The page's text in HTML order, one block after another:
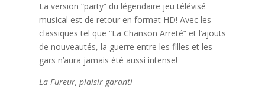
La version “party” du légendaire jeu télévisé
musical est de retour en format HD! Avec les
classiques tel que “La Chanson Arreté” et l’ajouts
de nouveautés, la guerre entre les filles et les
gars n’aura jamais été aussi intense!
La Fureur, plaisir garanti